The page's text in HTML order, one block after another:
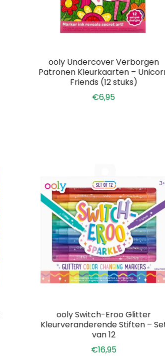
ooly Undercover Verborgen
Patronen Kleurkaarten –
Friends (12 stuks)
€6,95
ooly Switch-Eroo Glitter
Kleurveranderende Stiften –
van 12
€16,95